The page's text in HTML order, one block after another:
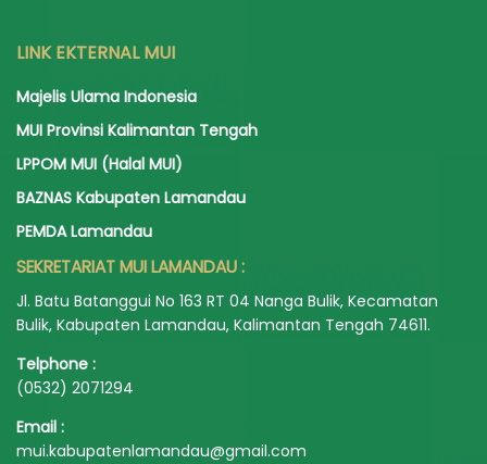
LINK EKTERNAL MUI
Majelis Ulama Indonesia
MUI Provinsi Kalimantan Tengah
LPPOM MUI (Halal MUI)
BAZNAS Kabupaten Lamandau
PEMDA Lamandau
SEKRETARIAT MUI LAMANDAU :
Jl. Batu Batanggui No 163 RT 04 Nanga Bulik, Kecamatan
Bulik, Kabupaten Lamandau, Kalimantan Tengah 74611.
Telphone :
(0532) 2071294
Email :
mui.kabupatenlamandau@gmail.com